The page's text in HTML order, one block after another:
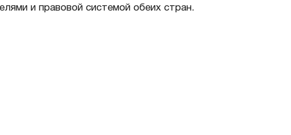
и правовой системой обеих стран.